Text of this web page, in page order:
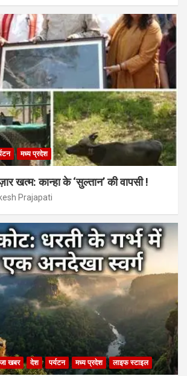
मध्य प्रदेश
खत्म: कान्हा के ‘सुल्तान’ की वापसी !
Prajapati
खबर देश पर्यटन मध्य प्रदेश लाइफ स्टाइल